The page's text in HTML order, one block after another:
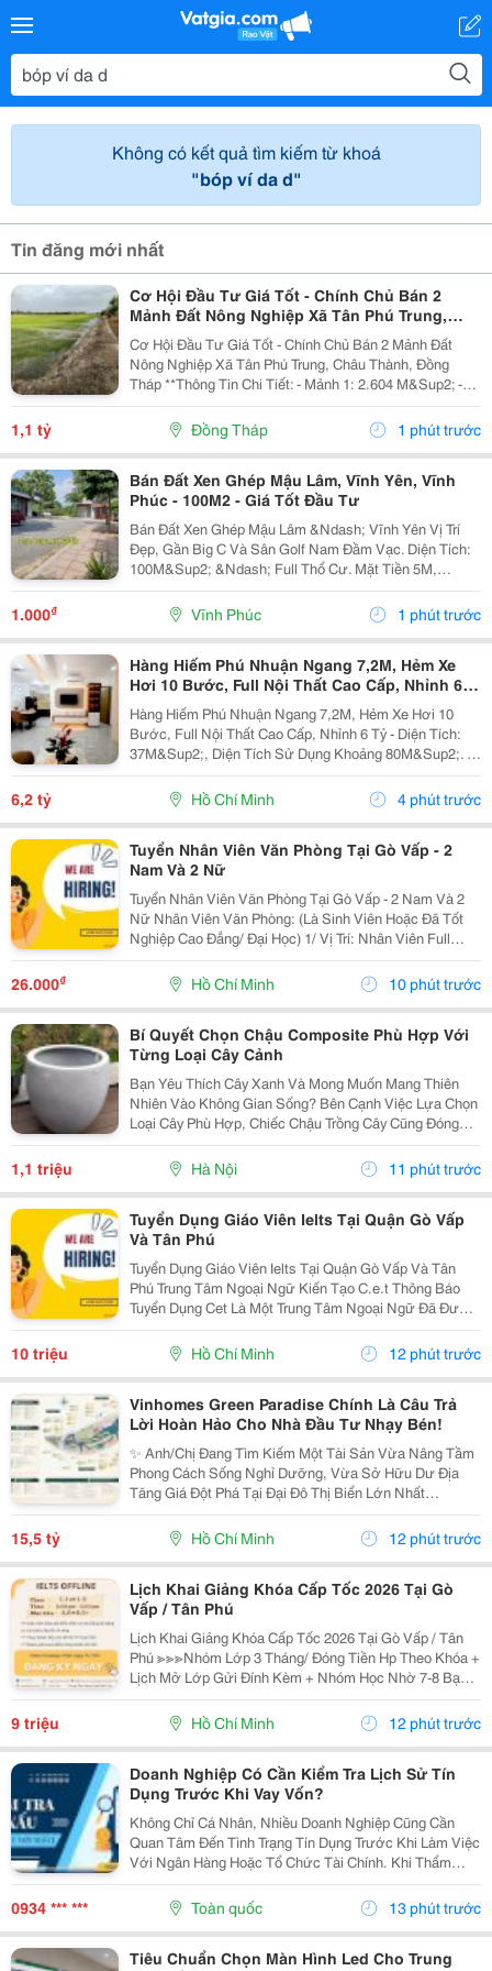
Không có kết quả tìm kiếm từ khoá
"bóp ví da d"
Tin đăng mới nhất
Cơ Hội Đầu Tư Giá Tốt - Chính Chủ Bán 2
Mảnh Đất Nông Nghiệp Xã Tân Phú Trung,
Châu Thành, Đồng Tháp
Cơ Hội Đầu Tư Giá Tốt - Chính Chủ Bán 2 Mảnh Đất
Nông Nghiệp Xã Tân Phú Trung, Châu Thành, Đồng
Tháp **Thông Tin Chi Tiết: - Mảnh 1: 2.604 M&Sup2; -
Mảnh 2: 1.527 M&Sup2; - Tổng Diện Tích: 4.131
M&Sup2; Giá Bán: 1 Tỷ 100 Triệu (Bán Cả 2 Mảnh, Có...
1,1 tỷ Đồng Tháp 1 phút trước
Bán Đất Xen Ghép Mậu Lâm, Vĩnh Yên, Vĩnh
Phúc - 100M2 - Giá Tốt Đầu Tư
Bán Đất Xen Ghép Mậu Lâm &Ndash; Vĩnh Yên Vị Trí
Đẹp, Gần Big C Và Sân Golf Nam Đầm Vạc. Diện Tích:
100M&Sup2; &Ndash; Full Thổ Cư. Mặt Tiền 5M,
Đường Rộng 13,5M. Chỉ 5 Phút Đến Big C Và Bến Xe
Vĩnh Yên. Liền Kề Các Khu Đô Thị: Nam Đầm Vạc,...
1.000₫ Vĩnh Phúc 1 phút trước
Hàng Hiếm Phú Nhuận Ngang 7,2M, Hẻm Xe
Hơi 10 Bước, Full Nội Thất Cao Cấp, Nhỉnh 6
Tỷ
Hàng Hiếm Phú Nhuận Ngang 7,2M, Hẻm Xe Hơi 10
Bước, Full Nội Thất Cao Cấp, Nhỉnh 6 Tỷ - Diện Tích:
37M&Sup2;, Diện Tích Sử Dụng Khoảng 80M&Sup2;. -
Kết Cấu: 1 Trệt 1 Lầu, Gồm 3 Phòng Ngủ, 2 Wc; Có 1
Phòng Ngủ Tầng Trệt, Ban Công Thông 2 Phòng...
6,2 tỷ Hồ Chí Minh 4 phút trước
Tuyển Nhân Viên Văn Phòng Tại Gò Vấp - 2
Nam Và 2 Nữ
Tuyển Nhân Viên Văn Phòng Tại Gò Vấp - 2 Nam Và 2
Nữ Nhân Viên Văn Phòng: (Là Sinh Viên Hoặc Đã Tốt
Nghiệp Cao Đẳng/ Đại Học) 1/ Vị Trí: Nhân Viên Full
Time (2 Nam 2 Nữ) Ca Làm: 13:00 Đến 21:00 (1 Tháng
Được Nghỉ Phép 1 Ngày, Và Hưởng Các Ngày...
26.000₫ Hồ Chí Minh 10 phút trước
Bí Quyết Chọn Chậu Composite Phù Hợp Với
Từng Loại Cây Cảnh
Bạn Yêu Thích Cây Xanh Và Mong Muốn Mang Thiên
Nhiên Vào Không Gian Sống? Bên Cạnh Việc Lựa Chọn
Loại Cây Phù Hợp, Chiếc Chậu Trồng Cây Cũng Đóng
Vai Trò Vô Cùng Quan Trọng. Không Chỉ Là Nơi Giúp
Cây Phát Triển Khỏe Mạnh, Chậu Còn Góp Phần Tạo
Nên Vẻ...
1,1 triệu Hà Nội 11 phút trước
Tuyển Dụng Giáo Viên Ielts Tại Quận Gò Vấp
Và Tân Phú
Tuyển Dụng Giáo Viên Ielts Tại Quận Gò Vấp Và Tân
Phú Trung Tâm Ngoại Ngữ Kiến Tạo C.e.t Thông Báo
Tuyển Dụng Cet Là Một Trung Tâm Ngoại Ngữ Đã Được
Thành Lập 16 Năm Chuyên Về Chương Trình Anh Văn
Học Thuật Ielts &Ndash; Toefl Ibt. Trung Tâm...
10 triệu Hồ Chí Minh 12 phút trước
Vinhomes Green Paradise Chính Là Câu Trả
Lời Hoàn Hảo Cho Nhà Đầu Tư Nhạy Bén!
✨ Anh/Chị Đang Tìm Kiếm Một Tài Sản Vừa Nâng Tầm
Phong Cách Sống Nghỉ Dưỡng, Vừa Sở Hữu Dư Địa
Tăng Giá Đột Phá Tại Đại Đô Thị Biển Lớn Nhất
Tp.hcm? Sx11-10 - Phân Khu The Haven Bay (Vịnh
Tiên) - Vinhomes Green Paradise Chính Là Câu Trả Lời
Hoàn...
15,5 tỷ Hồ Chí Minh 12 phút trước
Lịch Khai Giảng Khóa Cấp Tốc 2026 Tại Gò
Vấp / Tân Phú
Lịch Khai Giảng Khóa Cấp Tốc 2026 Tại Gò Vấp / Tân
Phú ≫≫≫Nhóm Lớp 3 Tháng/ Đóng Tiền Hp Theo Khóa +
Lịch Mở Lớp Gửi Đính Kèm + Nhóm Học Nhờ 7-8 Bạn/
Lớp + Giáo Trình Ielts Có Band Điểm Lộ Trình, Sách
Nước Ngoài Bám Sát + Chia Đều 4 Kỹ...
9 triệu Hồ Chí Minh 12 phút trước
Doanh Nghiệp Có Cần Kiểm Tra Lịch Sử Tín
Dụng Trước Khi Vay Vốn?
Không Chỉ Cá Nhân, Nhiều Doanh Nghiệp Cũng Cần
Quan Tâm Đến Tình Trạng Tín Dụng Trước Khi Làm Việc
Với Ngân Hàng Hoặc Tổ Chức Tài Chính. Khi Thẩm
Định Hồ Sơ Vay Vốn, Ngoài Báo Cáo Tài Chính Và Tài
Sản Bảo Đảm, Ngân Hàng Còn Xem Xét Lịch Sử Tín
Dụng...
0934 *** *** Toàn quốc 13 phút trước
Tiêu Chuẩn Chọn Màn Hình Led Cho Trung